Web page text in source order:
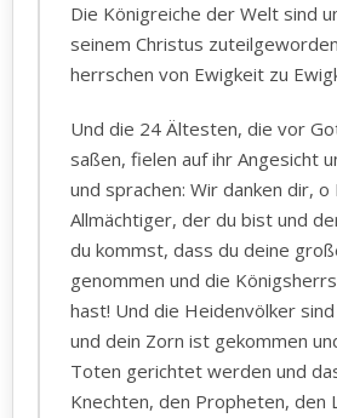
Die Königreiche der Welt sind
seinem Christus
herrschen von Ewigkeit zu
Und die 24 Ältesten, die vor
saßen, fielen auf ihr Angesicht
und sprachen: Wir danken dir,
Allmächtiger, der du bist und
du kommst, dass du deine
genommen und die
hast! Und die Heidenvölker
und dein Zorn ist gekommen
Toten gerichtet werden und
Knechten, den Propheten, den